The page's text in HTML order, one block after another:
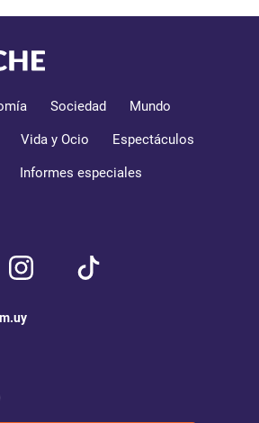
Sociedad Mundo
Vida y Ocio Espectáculos
Informes especiales